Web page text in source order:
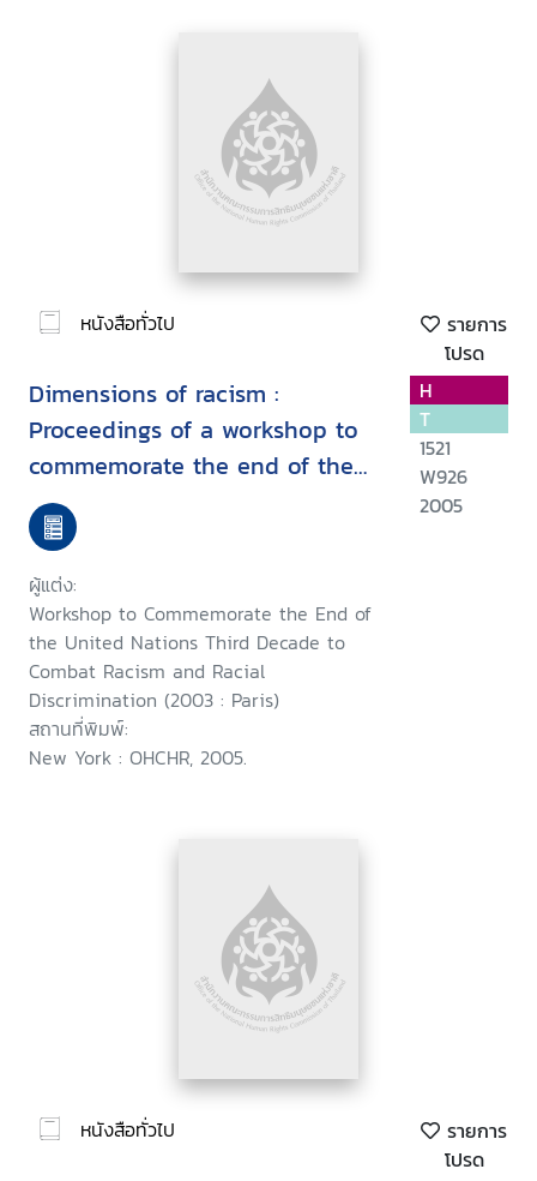
หนังสือทั่วไป
รายการ
โปรด
Dimensions of racism :
Proceedings of a workshop to
commemorate the end of the
United Nations third decade to
combat racism and racial
discrimination, Paris, 19-20
February 2003
ผู้แต่ง:
Workshop to Commemorate the End of
the United Nations Third Decade to
Combat Racism and Racial
Discrimination (2003 : Paris)
สถานที่พิมพ์:
New York : OHCHR, 2005.
H
T
1521
W926
2005
หนังสือทั่วไป
รายการ
โปรด